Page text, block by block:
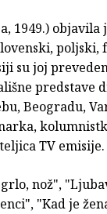
1949.)
su joj
predstave
Beogradu,
TV
nož",
"Kad je